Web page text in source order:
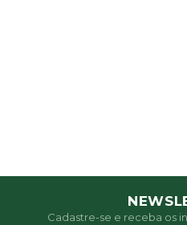
Cadastre-se e receba os